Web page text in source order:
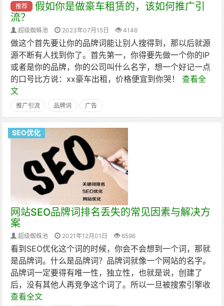
推荐
假如你是做豪车租赁的，该如何推广引
流？
超级蜘蛛池 2023年07月15日 4146
做这个首先要让你的品牌词能让别人搜得到，那以后就源
源不断有人找到你了。首先第一，你得要先做一个你的IP
或者是你的品牌，你的公司叫什么名字，想一个好记一点
的口号比方说：xx豪车出租，价格便宜到你哭！ 查看全
文
推广引流 品牌词 广告
SEO优化
网站SEO品牌词排名丢失的常见因素与解决方
案
超级蜘蛛池 2021年12月01日 6596
看到SEO优化这个词的时候，你会不会想到一个词，那就
是品牌词。什么是品牌词？品牌词就像一个网站的名字。
品牌词一定要得有唯一性，独立性，也就是说，创建了
后，没有其他人再竞争这个词了。所以一旦被搜索引擎收
查看全文